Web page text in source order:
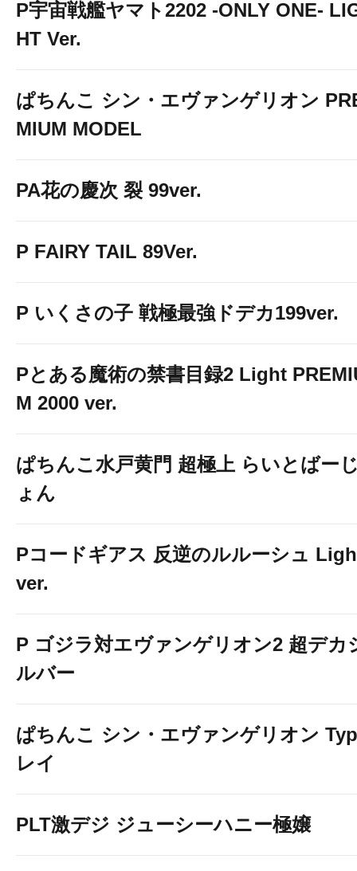
P宇宙戦艦ヤマト2202 -ONLY ONE-
HT Ver.
ぱちんこ シン・エヴァンゲリオン
MIUM MODEL
PA花の慶次 裂 99ver.
P FAIRY TAIL 89Ver.
P いくさの子 戦極最強ドデカ199ver.
Pとある魔術の禁書目録2 Light
M 2000 ver.
ぱちんこ水戸黄門 超極上 らいとばー
ょん
Pコードギアス 反逆のルルーシュ
ver.
P ゴジラ対エヴァンゲリオン2 超デカ
ルバー
ぱちんこ シン・エヴァンゲリオン
レイ
PLT激デジ ジューシーハニー極嬢